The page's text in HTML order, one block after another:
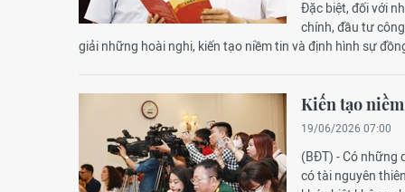
Đặc biệt, đối với
chính, đầu tư
giải những hoài nghi, kiến tạo niềm tin và định hình sự
Kiến tạo
19/06/2026 07:00
(BĐT) - Có những
có tài nguyên